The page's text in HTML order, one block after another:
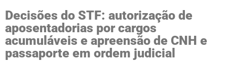
Decisões do STF: autorização de
aposentadorias por cargos
acumuláveis e apreensão de CNH e
passaporte em ordem judicial